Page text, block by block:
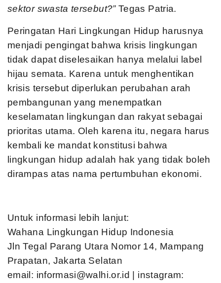
sektor swasta tersebut?”Tegas Patria.
Peringatan Hari Lingkungan Hidup harusnya
menjadi pengingat bahwa krisis lingkungan
tidak dapat diselesaikan hanya melalui label
hijau semata. Karena untuk menghentikan
krisis tersebut diperlukan perubahan arah
pembangunan yang menempatkan
keselamatan lingkungan dan rakyat sebagai
prioritas utama. Oleh karena itu, negara harus
kembali ke mandat konstitusi bahwa
lingkungan hidup adalah hak yang tidak boleh
dirampas atas nama pertumbuhan ekonomi.
Untuk informasi lebih lanjut:
Wahana Lingkungan Hidup Indonesia
Jln Tegal Parang Utara Nomor 14, Mampang
Prapatan, Jakarta Selatan
email: informasi@walhi.or.id | instagram: